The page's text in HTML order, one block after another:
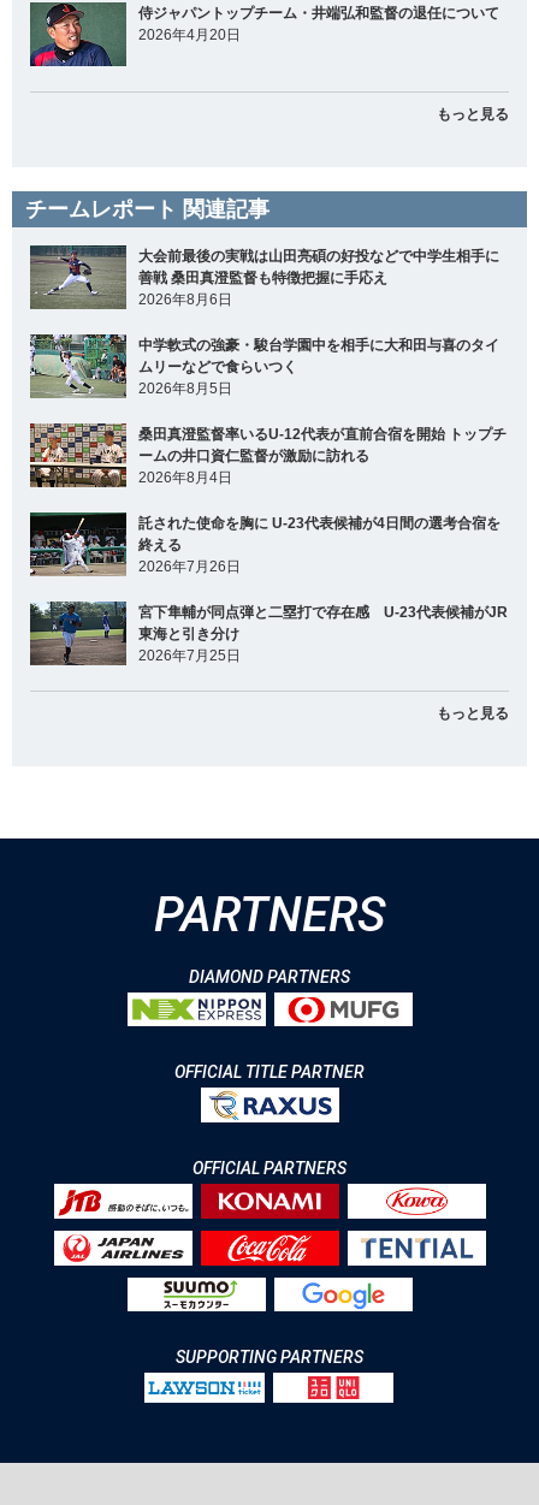
侍ジャパントップチーム・井端弘和監督の退任について
2026年4月20日
もっと見る
チームレポート 関連記事
大会前最後の実戦は山田亮碩の好投などで中学生相手に
善戦 桑田真澄監督も特徴把握に手応え
2026年8月6日
中学軟式の強豪・駿台学園中を相手に大和田与喜のタイ
ムリーなどで食らいつく
2026年8月5日
桑田真澄監督率いるU-12代表が直前合宿を開始 トップチ
ームの井口資仁監督が激励に訪れる
2026年8月4日
託された使命を胸に U-23代表候補が4日間の選考合宿を
終える
2026年7月26日
宮下隼輔が同点弾と二塁打で存在感 U-23代表候補がJR
東海と引き分け
2026年7月25日
もっと見る
PARTNERS
DIAMOND PARTNERS
OFFICIAL TITLE PARTNER
OFFICIAL PARTNERS
SUPPORTING PARTNERS